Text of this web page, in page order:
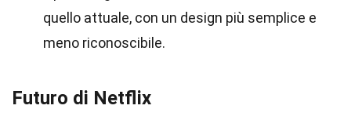
quello attuale, con un design più semplice e
meno riconoscibile.
Futuro di Netflix